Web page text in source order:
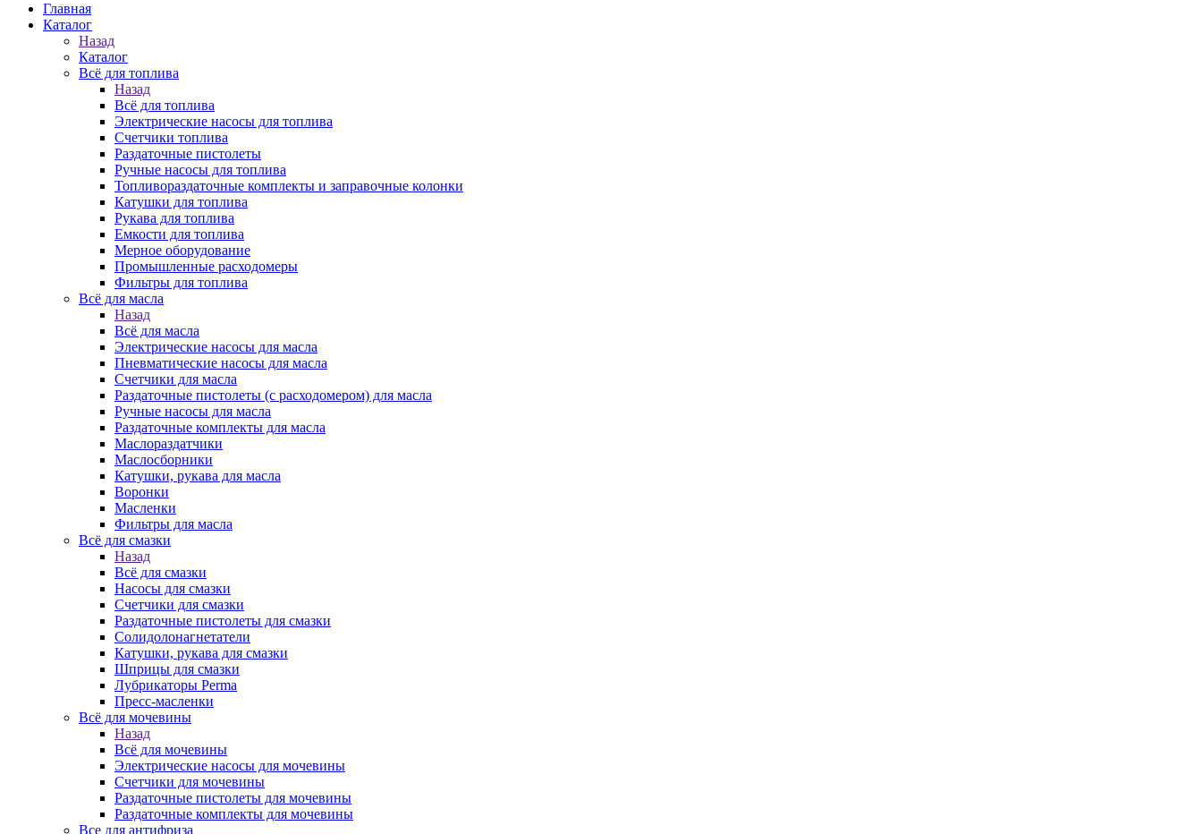
Главная
Каталог
Назад
Каталог
Всё для топлива
Назад
Всё для топлива
Электрические насосы для топлива
Счетчики топлива
Раздаточные пистолеты
Ручные насосы для топлива
Топливораздаточные комплекты и заправочные колонки
Катушки для топлива
Рукава для топлива
Емкости для топлива
Мерное оборудование
Промышленные расходомеры
Фильтры для топлива
Всё для масла
Назад
Всё для масла
Электрические насосы для масла
Пневматические насосы для масла
Счетчики для масла
Раздаточные пистолеты (с расходомером) для масла
Ручные насосы для масла
Раздаточные комплекты для масла
Маслораздатчики
Маслосборники
Катушки, рукава для масла
Воронки
Масленки
Фильтры для масла
Всё для смазки
Назад
Всё для смазки
Насосы для смазки
Счетчики для смазки
Раздаточные пистолеты для смазки
Солидолонагнетатели
Катушки, рукава для смазки
Шприцы для смазки
Лубрикаторы Perma
Пресс-масленки
Всё для мочевины
Назад
Всё для мочевины
Электрические насосы для мочевины
Счетчики для мочевины
Раздаточные пистолеты для мочевины
Раздаточные комплекты для мочевины
Все для антифриза